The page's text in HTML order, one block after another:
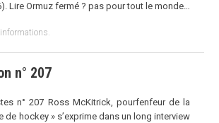
Lire Ormuz fermé ? pas pour tout le monde…
n° 207
n° 207 Ross McKitrick, pourfenfeur de la
de hockey » s’exprime dans un long interview